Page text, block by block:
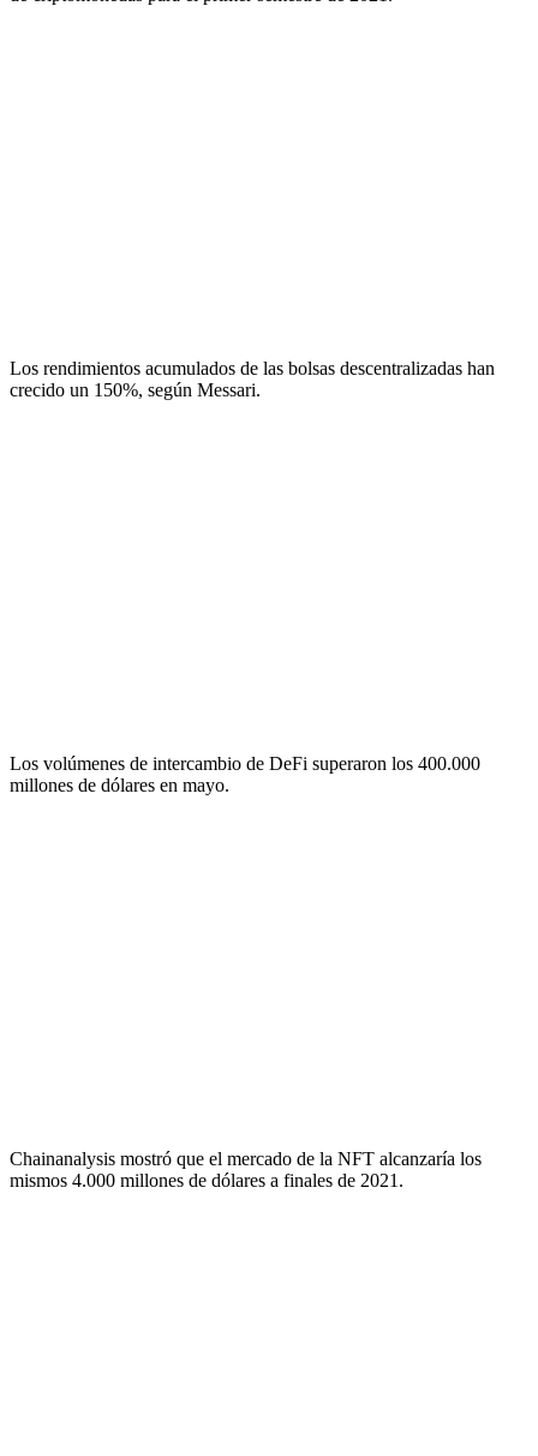
Los rendimientos acumulados de las bolsas descentralizadas han
crecido un 150%, según Messari.
Los volúmenes de intercambio de DeFi superaron los 400.000
millones de dólares en mayo.
Chainanalysis mostró que el mercado de la NFT alcanzaría los
mismos 4.000 millones de dólares a finales de 2021.